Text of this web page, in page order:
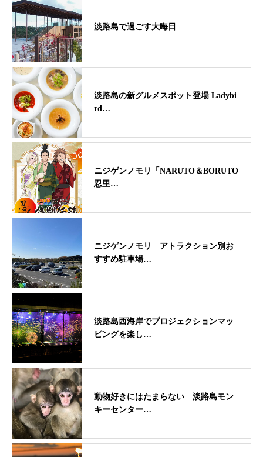
淡路島で過ごす大晦日
淡路島の新グルメスポット登場 Ladybi
rd…
ニジゲンノモリ「NARUTO＆BORUTO
忍里…
ニジゲンノモリ アトラクション別お
すすめ駐車場…
淡路島西海岸でプロジェクションマッ
ピングを楽し…
動物好きにはたまらない 淡路島モン
キーセンター…